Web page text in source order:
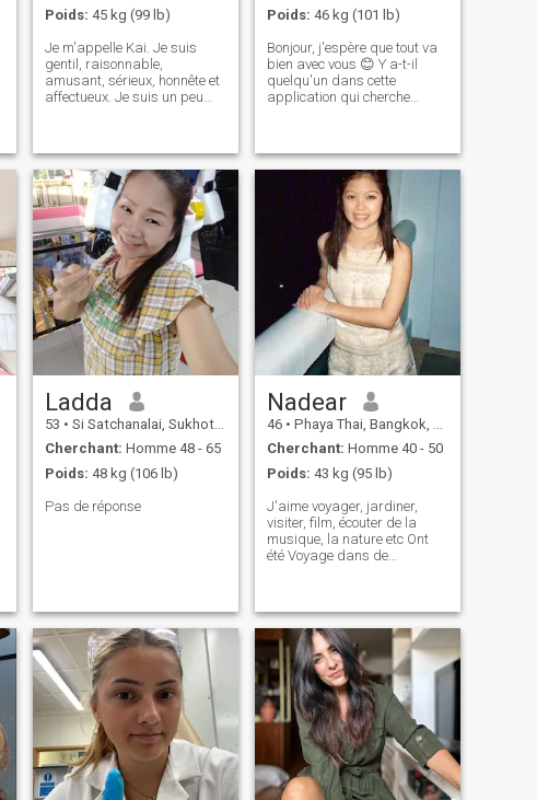
Poids: 45 kg (99 lb)
Je m'appelle Kai. Je suis
gentil, raisonnable,
amusant, sérieux, honnête et
affectueux. Je suis un peu
sortirai de ma coquille et
vous parlerai. La
communication est
importante pour une relation,
avec moi, vous serez en
mesure d'avoir une vraie
conversation car je parle
couramment anglais. Tu
pourras me raconter ta vie et
je comprendrai. Je suis un
amoureux de la montagne,
donc je ne veux pas vivre
près de la plage.
Poids: 46 kg (101 lb)
Bonjour, j'espère que tout va
bien avec vous 😊 Y a-t-il
quelqu'un dans cette
application qui cherche
m'appelle Mew. "J'ai 36 ans
et je cherche un célibataire
intéressant pour une relation
sérieuse, qui mène au
mariage si on s'entend.
J'aime manger sainement et
faire de l'exercice. S'il vous
plaît, ne me faites pas
perdre mon temps, sauf si
vous êtes sérieux, ne
m'envoyez pas de SMS si
vous n'êtes pas 100%
célibataire ( J'espère trouver
le bon partenaire ici! ☺️
Passez une merveilleuse
journée. À la santé! - À la vie!
- Oui!
Ladda
53 • Si Satchanalai, Sukhothai, Thailande
Cherchant: Homme 48 - 65
Poids: 48 kg (106 lb)
Pas de réponse
Nadear
46 • Phaya Thai, Bangkok, Thailande
Cherchant: Homme 40 - 50
Poids: 43 kg (95 lb)
J'aime voyager, jardiner,
visiter, film, écouter de la
musique, la nature etc Ont
été Voyage dans de
environnement comme ayant
une perspective mixte. \N i ne
s'intéresse qu'au 'vrai
homme bien', bien de
l'intérieur'.